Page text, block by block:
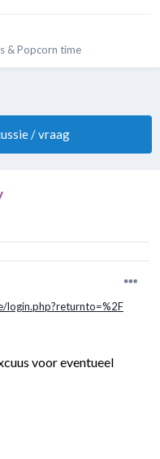
& Popcorn time
/ vraag
login.php?returnto=%2F
voor eventueel